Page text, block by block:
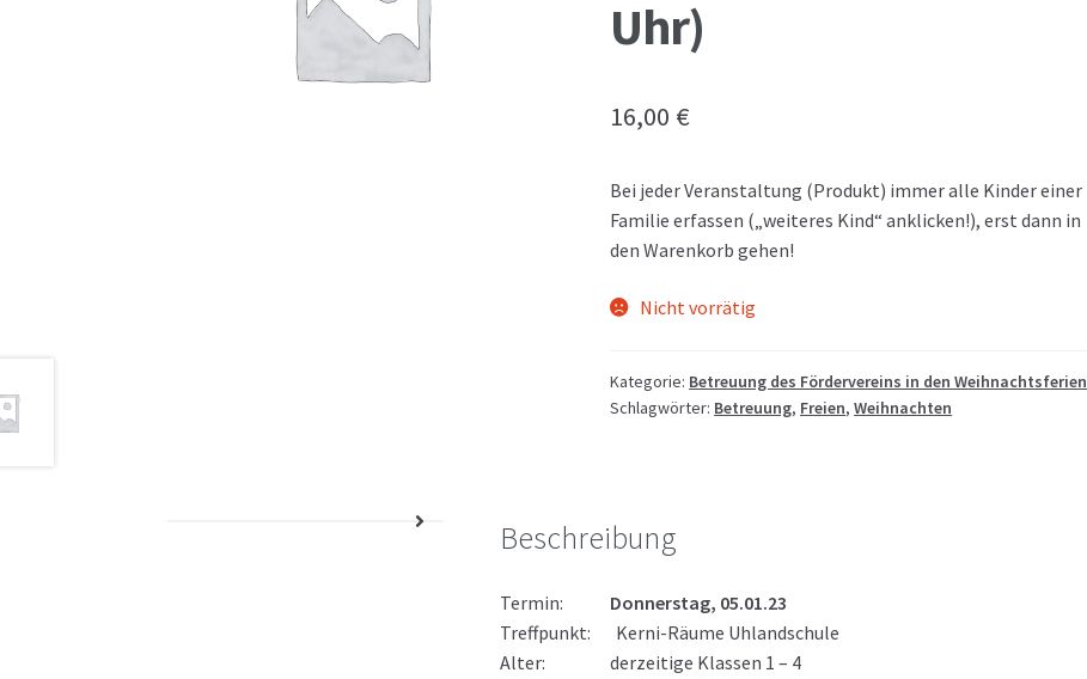
Uhr)
16,00 €
Bei jeder Veranstaltung (Produkt) immer alle Kinder einer
Familie erfassen („weiteres Kind“ anklicken!), erst dann in
den Warenkorb gehen!
Nicht vorrätig
Kategorie: Betreuung des Fördervereins in den Weihnachtsferien
Schlagwörter: Betreuung, Freien,Weihnachten
Beschreibung
Termin: Donnerstag, 05.01.23
Treffpunkt: Kerni-Räume Uhlandschule
Alter: derzeitige Klassen 1 – 4